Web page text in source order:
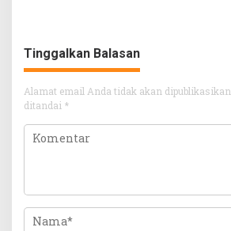
Tinggalkan Balasan
Alamat email Anda tidak akan dipublikasikan.
ditandai *